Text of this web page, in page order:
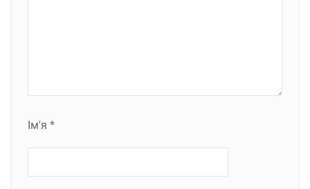
Ім'я *